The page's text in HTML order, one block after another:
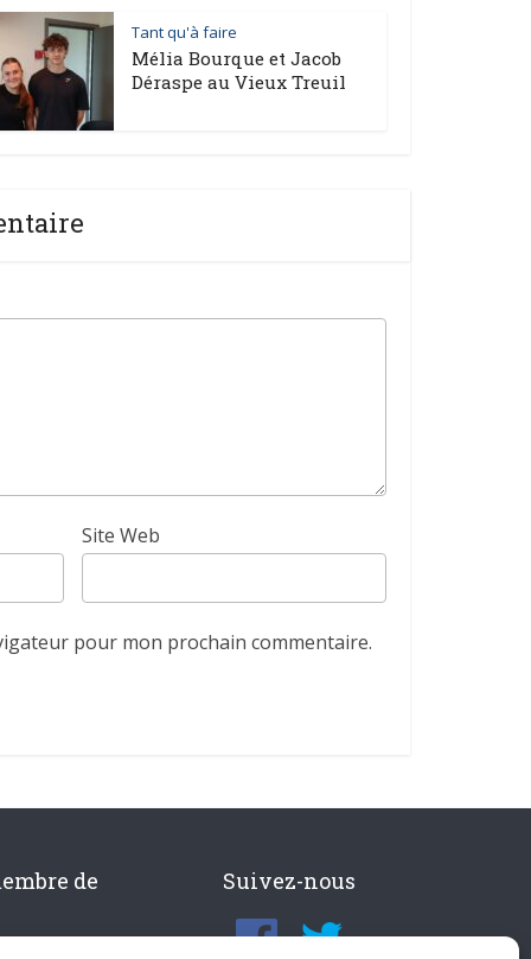
Tant qu'à faire
Mélia Bourque et Jacob
Déraspe au Vieux Treuil
Site Web
pour mon prochain commentaire.
de Suivez-nous